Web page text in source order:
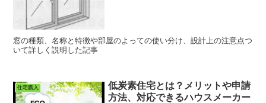
窓の種類、名称と特徴や部屋のよっての使い分け、設計上の注意点つ
いて詳しく説明した記事
住宅購入
低炭素住宅とは？メリットや申請
方法、対応できるハウスメーカー